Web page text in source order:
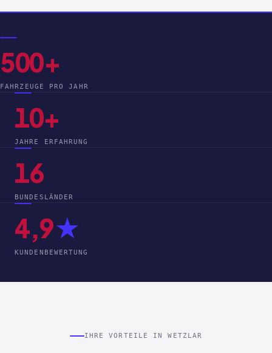
500+
FAHRZEUGE PRO JAHR
10+
JAHRE ERFAHRUNG
16
BUNDESLÄNDER
4,9★
KUNDENBEWERTUNG
IHRE VORTEILE IN WETZLAR